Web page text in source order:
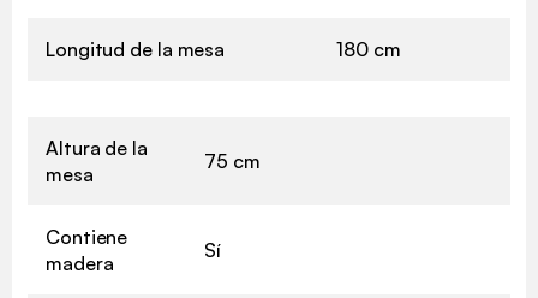
Longitud de la mesa 180 cm
Altura de la
mesa
75 cm
Contiene
madera
Sí